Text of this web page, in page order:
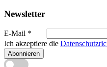
Newsletter
E-Mail *
Ich akzeptiere die
Abonnieren